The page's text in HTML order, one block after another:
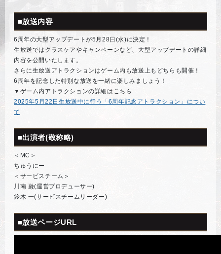
■放送内容
6周年の大型アップデートが5月28日(水)に決定！
生放送ではクラスケアやキャンペーンなど、大型アップデートの詳細
内容を公開いたします。
さらに生放送アトラクションはゲーム内も放送上もどちらも開催！
6周年を記念した特別な放送を一緒に楽しみましょう！
▼ゲーム内アトラクションの詳細はこちら
2025年5月22日生放送中に行う「6周年記念アトラクション」につい
て
■出演者(敬称略)
＜MC＞
ちゅうにー
＜サービスチーム＞
川南 巌(運営プロデューサー)
鈴木 一(サービスチームリーダー)
■放送ページURL